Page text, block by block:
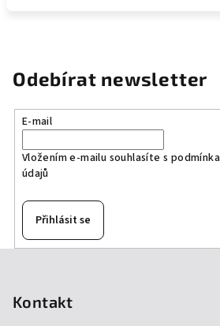
Odebírat newsletter
E-mail
Vložením e-mailu souhlasíte s
údajů
Přihlásit se
Kontakt